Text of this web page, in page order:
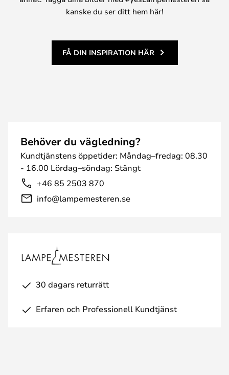
kanske du ser ditt hem här!
FÅ DIN INSPIRATION HÄR
Behöver du vägledning?
Kundtjänstens öppetider: Måndag–fredag: 08.30
- 16.00 Lördag–söndag: Stängt
+46 85 2503 870
info@lampemesteren.se
30 dagars returrätt
Erfaren och Professionell Kundtjänst